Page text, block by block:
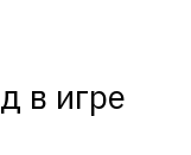
в игре